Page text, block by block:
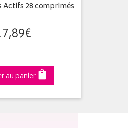
Actifs 28 comprimés
,89€
au panier